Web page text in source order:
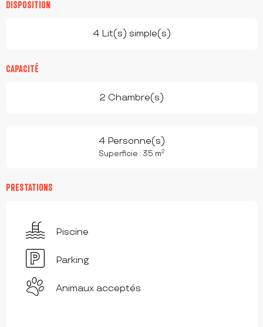
DISPOSITION
4 Lit(s) simple(s)
CAPACITÉ
2 Chambre(s)
4 Personne(s)
Superficie : 35 m2
PRESTATIONS
Piscine
Parking
Animaux acceptés